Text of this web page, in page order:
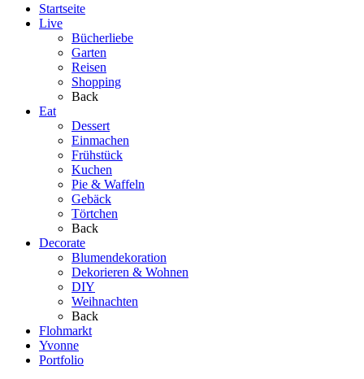
Startseite
Live
Bücherliebe
Garten
Reisen
Shopping
Back
Eat
Dessert
Einmachen
Frühstück
Kuchen
Pie & Waffeln
Gebäck
Törtchen
Back
Decorate
Blumendekoration
Dekorieren & Wohnen
DIY
Weihnachten
Back
Flohmarkt
Yvonne
Portfolio